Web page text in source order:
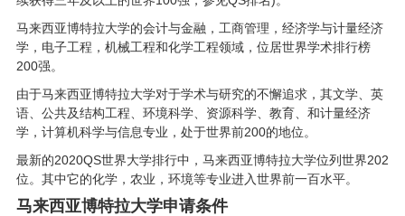
马来西亚博特拉大学的会计与金融，工商管理，经济学与计量经济
学，电子工程，机械工程和化学工程领域，位居世界学术排行榜
200强。
由于马来西亚博特拉大学对于学术与研究的不懈追求，其文学、英
语、公共及结构工程、环境科学、资源科学、教育、和计量经济
学，计算机科学与信息专业，处于世界前200的地位。
最新的2020QS世界大学排行中，马来西亚博特拉大学位列世界202
位。其中它的化学，农业，环境等专业进入世界前一百水平。
马来西亚博特拉大学申请条件